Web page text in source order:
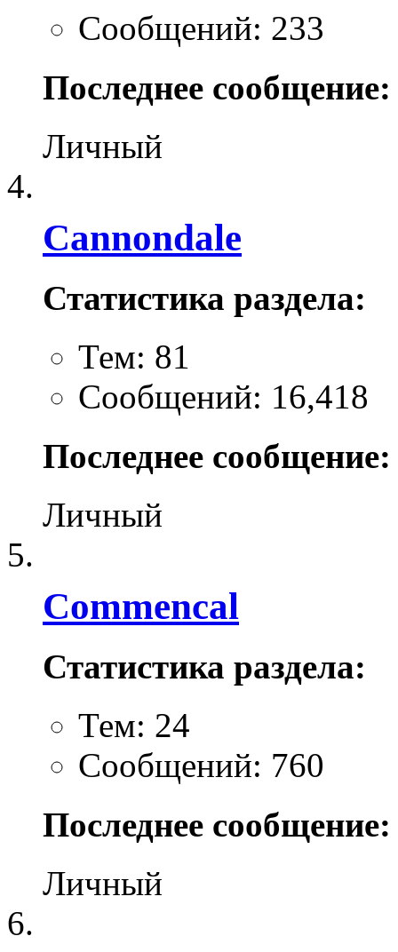
Сообщений: 233
Последнее сообщение:
Личный
Cannondale
Статистика раздела:
Тем: 81
Сообщений: 16,418
Последнее сообщение:
Личный
Commencal
Статистика раздела:
Тем: 24
Сообщений: 760
Последнее сообщение:
Личный